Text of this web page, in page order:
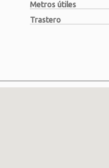
Metros útiles
Trastero